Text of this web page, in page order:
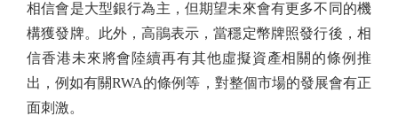
相信會是大型銀行為主，但期望未來會有更多不同的機
構獲發牌。此外，高鵑表示，當穩定幣牌照發行後，相
信香港未來將會陸續再有其他虛擬資產相關的條例推
出，例如有關RWA的條例等，對整個市場的發展會有正
面刺激。